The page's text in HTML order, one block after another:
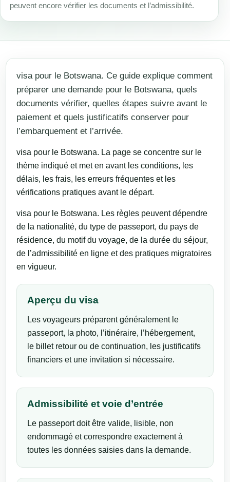
peuvent encore vérifier les documents et l’admissibilité.
visa pour le Botswana. Ce guide explique comment
préparer une demande pour le Botswana, quels
documents vérifier, quelles étapes suivre avant le
paiement et quels justificatifs conserver pour
l’embarquement et l’arrivée.
visa pour le Botswana. La page se concentre sur le
thème indiqué et met en avant les conditions, les
délais, les frais, les erreurs fréquentes et les
vérifications pratiques avant le départ.
visa pour le Botswana. Les règles peuvent dépendre
de la nationalité, du type de passeport, du pays de
résidence, du motif du voyage, de la durée du séjour,
de l’admissibilité en ligne et des pratiques migratoires
en vigueur.
Aperçu du visa
Les voyageurs préparent généralement le
passeport, la photo, l’itinéraire, l’hébergement,
le billet retour ou de continuation, les justificatifs
financiers et une invitation si nécessaire.
Admissibilité et voie d’entrée
Le passeport doit être valide, lisible, non
endommagé et correspondre exactement à
toutes les données saisies dans la demande.